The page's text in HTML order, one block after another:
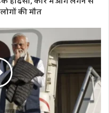
की मौत